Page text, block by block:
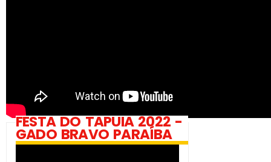
FESTA DO TAPUIA 2022 -
GADO BRAVO PARAÍBA